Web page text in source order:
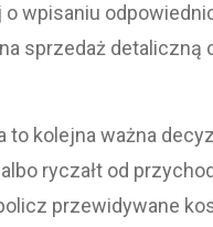
o wpisaniu
sprzedaż
to kolejna ważna
ryczałt od
przewidywane